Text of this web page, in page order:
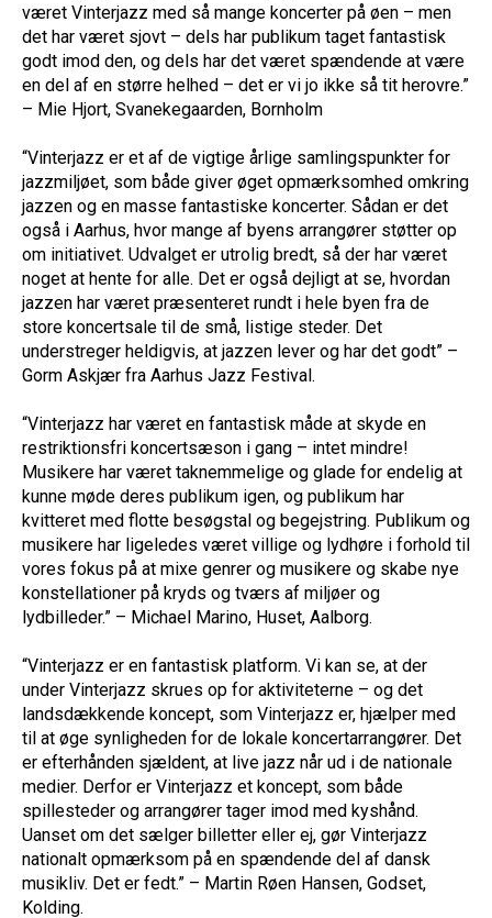
været Vinterjazz med så mange koncerter på øen – men
det har været sjovt – dels har publikum taget fantastisk
godt imod den, og dels har det været spændende at være
en del af en større helhed – det er vi jo ikke så tit herovre.”
– Mie Hjort, Svanekegaarden, Bornholm
“Vinterjazz er et af de vigtige årlige samlingspunkter for
jazzmiljøet, som både giver øget opmærksomhed omkring
jazzen og en masse fantastiske koncerter. Sådan er det
også i Aarhus, hvor mange af byens arrangører støtter op
om initiativet. Udvalget er utrolig bredt, så der har været
noget at hente for alle. Det er også dejligt at se, hvordan
jazzen har været præsenteret rundt i hele byen fra de
store koncertsale til de små, listige steder. Det
understreger heldigvis, at jazzen lever og har det godt” –
Gorm Askjær fra Aarhus Jazz Festival.
“Vinterjazz har været en fantastisk måde at skyde en
restriktionsfri koncertsæson i gang – intet mindre!
Musikere har været taknemmelige og glade for endelig at
kunne møde deres publikum igen, og publikum har
kvitteret med flotte besøgstal og begejstring. Publikum og
musikere har ligeledes været villige og lydhøre i forhold til
vores fokus på at mixe genrer og musikere og skabe nye
konstellationer på kryds og tværs af miljøer og
lydbilleder.” – Michael Marino, Huset, Aalborg.
“Vinterjazz er en fantastisk platform. Vi kan se, at der
under Vinterjazz skrues op for aktiviteterne – og det
landsdækkende koncept, som Vinterjazz er, hjælper med
til at øge synligheden for de lokale koncertarrangører. Det
er efterhånden sjældent, at live jazz når ud i de nationale
medier. Derfor er Vinterjazz et koncept, som både
spillesteder og arrangører tager imod med kyshånd.
Uanset om det sælger billetter eller ej, gør Vinterjazz
nationalt opmærksom på en spændende del af dansk
musikliv. Det er fedt.” – Martin Røen Hansen, Godset,
Kolding.